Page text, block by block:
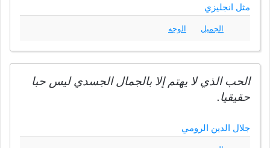
مثل انجليزي
الجميل الوجه
الحب الذي لا يهتم إلا بالجمال الجسدي ليس حبا
حقيقيا.
جلال الدين الرومي